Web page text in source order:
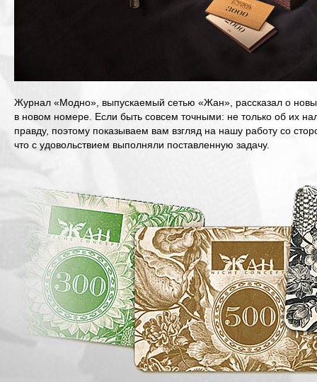
Журнал «Модно», выпускаемый сетью «Жан», рассказал о
в новом номере. Если быть совсем точными: не только об их
правду, поэтому показываем вам взгляд на нашу работу со
что с удовольствием выполняли поставленную задачу.